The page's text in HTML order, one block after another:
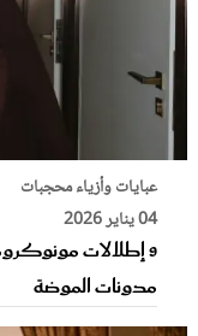
عبايات وأزياء محجبات
04 يناير 2026
9 إطلالات
مدونات الموضة